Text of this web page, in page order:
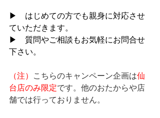
▶　はじめての方でも親身に対応させ
ていただきます。
▶　質問やご相談もお気軽にお問合せ
下さい。
（注） こちらのキャンペーン企画は仙
台店のみ限定です。他のおたからや店
舗では行っておりません。